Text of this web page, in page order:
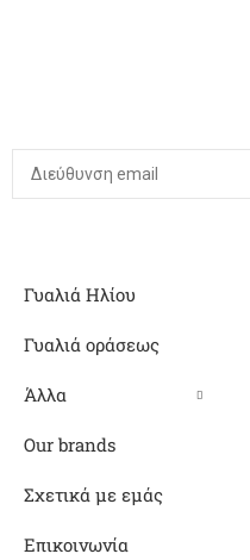
Γυαλιά Ηλίου
Γυαλιά οράσεως
Άλλα
Our brands
Σχετικά με εμάς
Επικοινωνία